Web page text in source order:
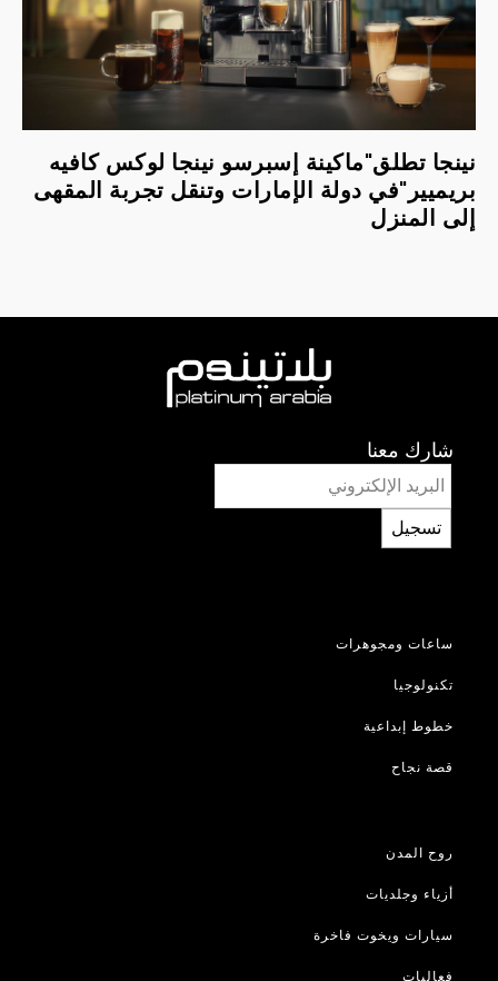
نينجا تطلق"ماكينة إسبرسو نينجا لوكس كافيه
بريميير"في دولة الإمارات وتنقل تجربة المقهى
إلى المنزل
شارك معنا
تسجيل
ساعات ومجوهرات
تكنولوجيا
خطوط إبداعية
قصة نجاح
روح المدن
أزياء وجلديات
سيارات ويخوت فاخرة
فعاليات